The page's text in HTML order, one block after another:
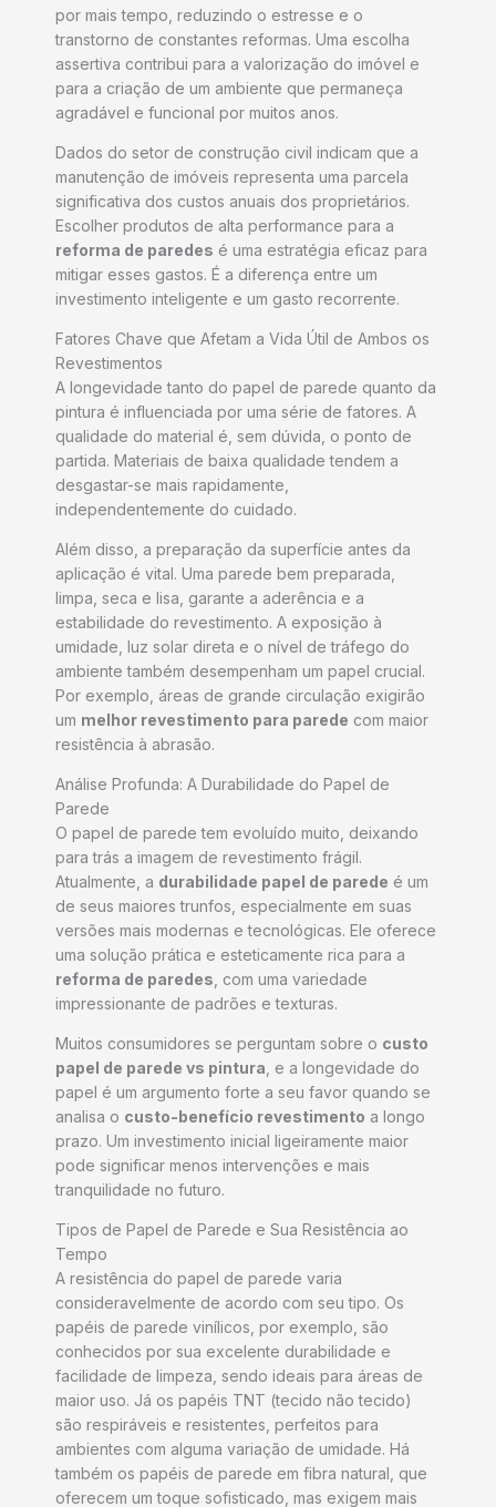
por mais tempo, reduzindo o estresse e o
transtorno de constantes reformas. Uma escolha
assertiva contribui para a valorização do imóvel e
para a criação de um ambiente que permaneça
agradável e funcional por muitos anos.
Dados do setor de construção civil indicam que a
manutenção de imóveis representa uma parcela
significativa dos custos anuais dos proprietários.
Escolher produtos de alta performance para a
reforma de paredes é uma estratégia eficaz para
mitigar esses gastos. É a diferença entre um
investimento inteligente e um gasto recorrente.
Fatores Chave que Afetam a Vida Útil de Ambos os
Revestimentos
A longevidade tanto do papel de parede quanto da
pintura é influenciada por uma série de fatores. A
qualidade do material é, sem dúvida, o ponto de
partida. Materiais de baixa qualidade tendem a
desgastar-se mais rapidamente,
independentemente do cuidado.
Além disso, a preparação da superfície antes da
aplicação é vital. Uma parede bem preparada,
limpa, seca e lisa, garante a aderência e a
estabilidade do revestimento. A exposição à
umidade, luz solar direta e o nível de tráfego do
ambiente também desempenham um papel crucial.
Por exemplo, áreas de grande circulação exigirão
um melhor revestimento para parede com maior
resistência à abrasão.
Análise Profunda: A Durabilidade do Papel de
Parede
O papel de parede tem evoluído muito, deixando
para trás a imagem de revestimento frágil.
Atualmente, a durabilidade papel de parede é um
de seus maiores trunfos, especialmente em suas
versões mais modernas e tecnológicas. Ele oferece
uma solução prática e esteticamente rica para a
reforma de paredes , com uma variedade
impressionante de padrões e texturas.
Muitos consumidores se perguntam sobre o custo
papel de parede vs pintura , e a longevidade do
papel é um argumento forte a seu favor quando se
analisa o custo-benefício revestimento a longo
prazo. Um investimento inicial ligeiramente maior
pode significar menos intervenções e mais
tranquilidade no futuro.
Tipos de Papel de Parede e Sua Resistência ao
Tempo
A resistência do papel de parede varia
consideravelmente de acordo com seu tipo. Os
papéis de parede vinílicos, por exemplo, são
conhecidos por sua excelente durabilidade e
facilidade de limpeza, sendo ideais para áreas de
maior uso. Já os papéis TNT (tecido não tecido)
são respiráveis e resistentes, perfeitos para
ambientes com alguma variação de umidade. Há
também os papéis de parede em fibra natural, que
oferecem um toque sofisticado, mas exigem mais